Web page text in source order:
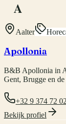
A
Aalter
Apollonia
B&B Apollonia in
Gent, Brugge en de
+32 9 374 72 02
Bekijk profiel